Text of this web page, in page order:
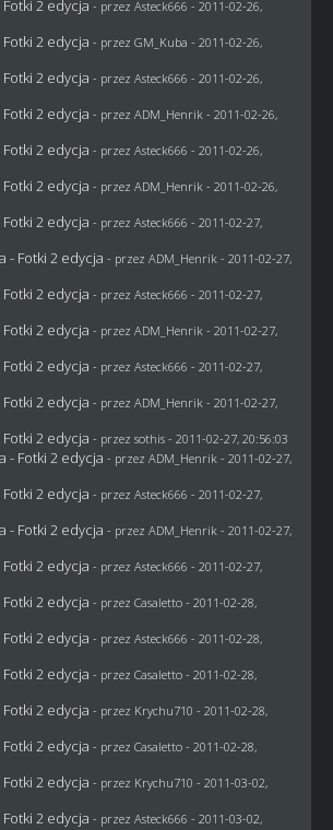
Fotki 2 edycja - przez Asteck666 - 2011-02-26,
Fotki 2 edycja - przez GM_Kuba - 2011-02-26,
Fotki 2 edycja - przez Asteck666 - 2011-02-26,
Fotki 2 edycja - przez ADM_Henrik - 2011-02-26,
Fotki 2 edycja - przez Asteck666 - 2011-02-26,
Fotki 2 edycja - przez ADM_Henrik - 2011-02-26,
Fotki 2 edycja - przez Asteck666 - 2011-02-27,
- Fotki 2 edycja - przez ADM_Henrik - 2011-02-27,
Fotki 2 edycja - przez Asteck666 - 2011-02-27,
Fotki 2 edycja - przez ADM_Henrik - 2011-02-27,
Fotki 2 edycja - przez Asteck666 - 2011-02-27,
Fotki 2 edycja - przez ADM_Henrik - 2011-02-27,
Fotki 2 edycja - przez sothis- 2011-02-27, 20:56:03
- Fotki 2 edycja - przez ADM_Henrik - 2011-02-27,
Fotki 2 edycja - przez Asteck666 - 2011-02-27,
- Fotki 2 edycja - przez ADM_Henrik - 2011-02-27,
Fotki 2 edycja - przez Asteck666 - 2011-02-27,
Fotki 2 edycja - przez Casaletto- 2011-02-28,
Fotki 2 edycja - przez Asteck666 - 2011-02-28,
Fotki 2 edycja - przez Casaletto- 2011-02-28,
Fotki 2 edycja - przez Krychu710 - 2011-02-28,
Fotki 2 edycja - przez Casaletto- 2011-02-28,
Fotki 2 edycja - przez Krychu710 - 2011-03-02,
Fotki 2 edycja - przez Asteck666 - 2011-03-02,